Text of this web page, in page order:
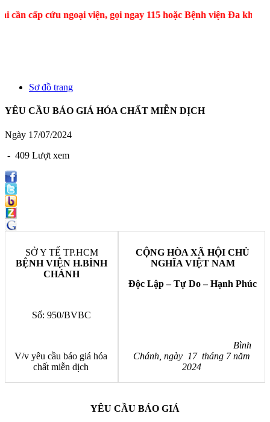
cứu ngoại viện, gọi ngay 115 hoặc Bệnh viện Đa khoa Bình
Sơ đồ trang
YÊU CẦU BÁO GIÁ HÓA CHẤT MIỄN DỊCH
Ngày 17/07/2024
- 409 Lượt xem
SỞ Y TẾ TP.HCM
BỆNH VIỆN H.BÌNH
CHÁNH
Số: 950/BVBC
V/v yêu cầu báo giá hóa
chất miễn dịch
CỘNG HÒA XÃ HỘI CHỦ
NGHĨA VIỆT NAM
Độc Lập – Tự Do – Hạnh Phúc
Bình
Chánh, ngày 17 tháng 7 năm
2024
YÊU CẦU BÁO GIÁ